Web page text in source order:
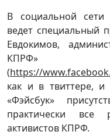
В социальной сети
ведет специальный
Евдокимов,
КПРФ»
(https://
как и в твиттере, и
«Фэйсбук»
практически все
активистов КПРФ.